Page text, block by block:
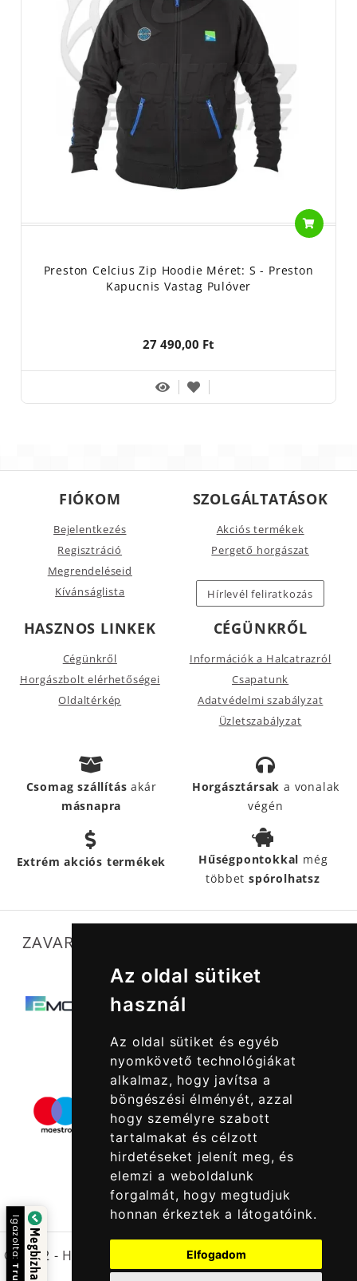
Az oldal sütiket
használ
Az oldal sütiket és egyéb
nyomkövető technológiákat
alkalmaz, hogy javítsa a
böngészési élményét, azzal
hogy személyre szabott
tartalmakat és célzott
hirdetéseket jelenít meg, és
elemzi a weboldalunk
forgalmát, hogy megtudjuk
honnan érkeztek a látogatóink.
Elfogadom
Preston Celcius Zip Hoodie Méret: S - Preston
Kapucnis Vastag Pulóver
27 490,00 Ft
FIÓKOM
Bejelentkezés
Regisztráció
Megrendeléseid
Kívánságlista
SZOLGÁLTATÁSOK
Akciós termékek
Pergető horgászat
Hírlevél feliratkozás
HASZNOS LINKEK
Cégünkről
Horgászbolt elérhetőségei
Oldaltérkép
CÉGÜNKRŐL
Információk a Halcatrazról
Csapatunk
Adatvédelmi szabályzat
Üzletszabályzat
Csomag szállításakár
másnapra
Horgásztársak a vonalak
végén
Extrém akciós termékek Hűségpontokkal még
többetspórolhatsz
ZAVARTALAN MŰKÖDÉSÜNKET SEGÍTIK
© 2022 - Halcatraz Kft.
Igazolta: